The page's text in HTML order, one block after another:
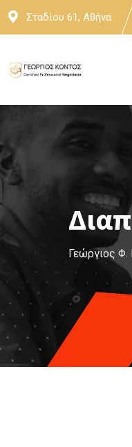
Skip
Σταδίου 61, Αθήνα
Γεώργιος Φ.